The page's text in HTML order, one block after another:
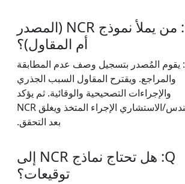
Q: من يملأ نموذج NCR (المصدر
أم المقاول)؟
A: يقوم المُصدر بتسجيل وصف عدم المطابقة
والمراجع. ويقترح المقاول السبب الجذري
والإجراءات التصحيحية والوقائية. ثم يؤكد
المهندس/الاستشاري الإجراء المتخذ ويغلق NCR
بعد التحقق.
Q: هل تحتاج نماذج NCR إلى
توقيعات؟